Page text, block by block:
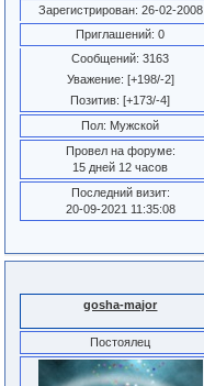
Зарегистрирован: 26-02-2008
Приглашений: 0
Сообщений: 3163
Уважение: [+198/-2]
Позитив: [+173/-4]
Пол: Мужской
Провел на форуме:
15 дней 12 часов
Последний визит:
20-09-2021 11:35:08
gosha-major
Постоялец